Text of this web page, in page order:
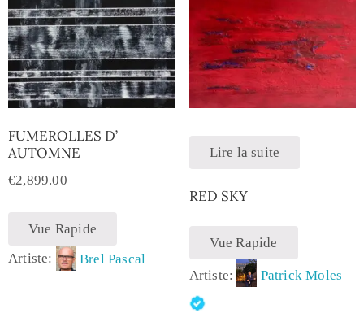
FUMEROLLES D’
AUTOMNE
€2,899.00
Vue Rapide
Artiste:
Brel Pascal
Lire la suite
RED SKY
Vue Rapide
Artiste: Patrick Moles